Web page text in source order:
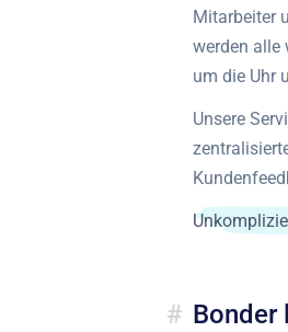
Mitarbeiter
werden alle
um die Uhr
Unsere
Bonder